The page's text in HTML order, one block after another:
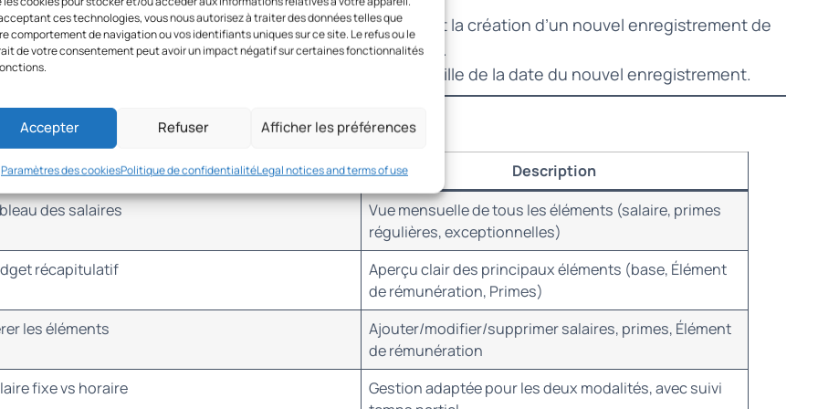
ces technologies, vous nous autorisez à traiter des données telles que
comportement de navigation ou vos identifiants uniques sur ce site. Le refus ou le
de votre consentement peut avoir un impact négatif sur certaines fonctionnalités
Accepter Refuser Afficher les préférences
Paramètres des cookiesPolitique de confidentialitéLegal notices and terms of use
ajustement du temps plein déclenche automatiquement la création d’un nouvel enregistrement de
pour refléter la modification, sans impacter l’historique.
saisie d’un nouvel enregistrement ferme le précédent la veille de la date du nouvel enregistrement.
rapide
Fonctionnalité
Description
des salaires
Vue mensuelle de tous les éléments (salaire, primes
régulières, exceptionnelles)
récapitulatif
Aperçu clair des principaux éléments (base, Élément
de rémunération, Primes)
les éléments
Ajouter/modifier/supprimer salaires, primes, Élément
de rémunération
fixe vs horaire
Gestion adaptée pour les deux modalités, avec suivi